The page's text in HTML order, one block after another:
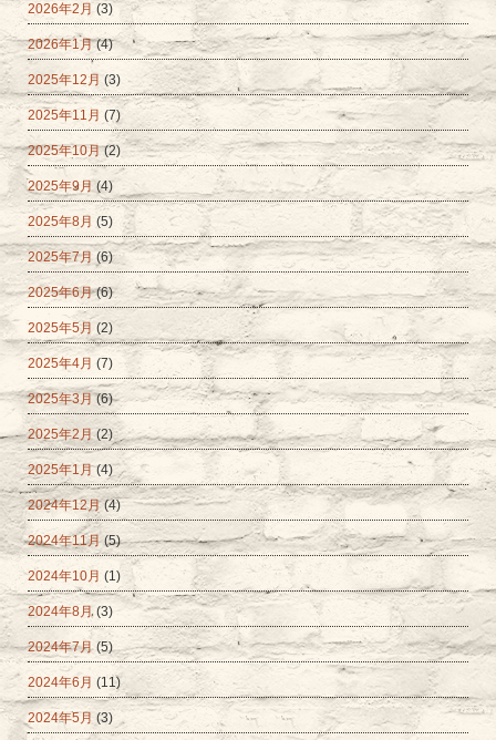
2026年2月 (3)
2026年1月(4)
2025年12月 (3)
2025年11月 (7)
2025年10月(2)
2025年9月 (4)
2025年8月 (5)
2025年7月 (6)
2025年6月(6)
2025年5月 (2)
2025年4月 (7)
2025年3月(6)
2025年2月 (2)
2025年1月(4)
2024年12月(4)
2024年11月(5)
2024年10月 (1)
2024年8月 (3)
2024年7月(5)
2024年6月 (11)
2024年5月 (3)